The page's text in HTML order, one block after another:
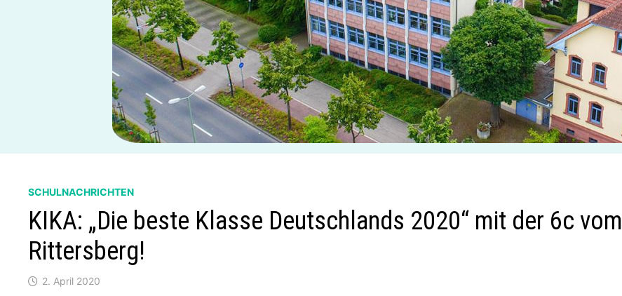
SCHULNACHRICHTEN
KIKA: „Die beste Klasse Deutschlands 2020“ mit der 6c vom
Rittersberg!
2. April 2020